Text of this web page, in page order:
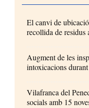
El canvi de
recollida de
Augment de les
intoxicacions durant
Vilafranca del
socials amb 15